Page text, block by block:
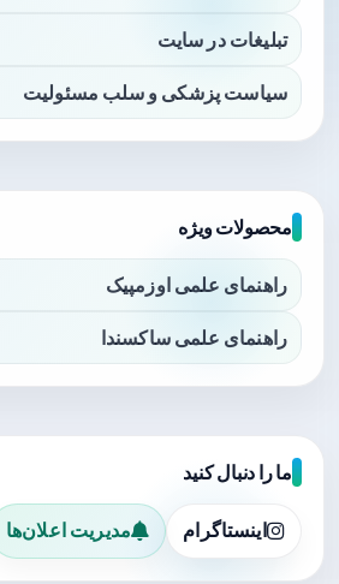
تبلیغات در سایت
سیاست پزشکی و سلب مسئولیت
محصولات ویژه
راهنمای علمی اوزمپیک
راهنمای علمی ساکسندا
ما را دنبال کنید
اینستاگرام مدیریت اعلان‌ها